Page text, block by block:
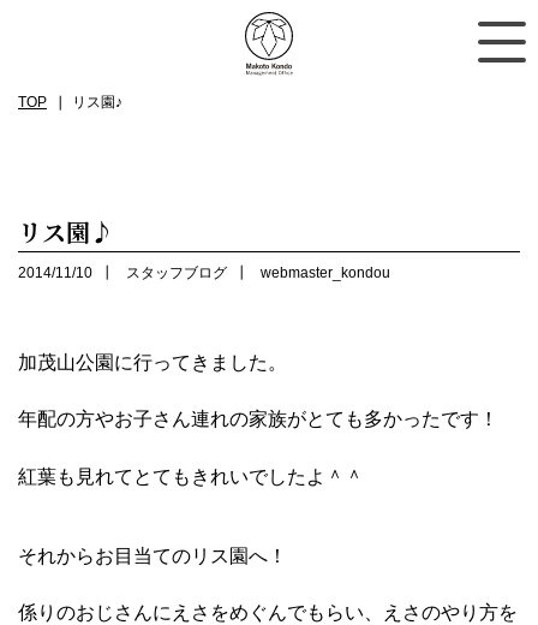
TOP リス園♪
リス園♪
2014/11/10 スタッフブログ webmaster_kondou
加茂山公園に行ってきました。
年配の方やお子さん連れの家族がとても多かったです！
紅葉も見れてとてもきれいでしたよ＾＾
それからお目当てのリス園へ！
係りのおじさんにえさをめぐんでもらい、えさのやり方を